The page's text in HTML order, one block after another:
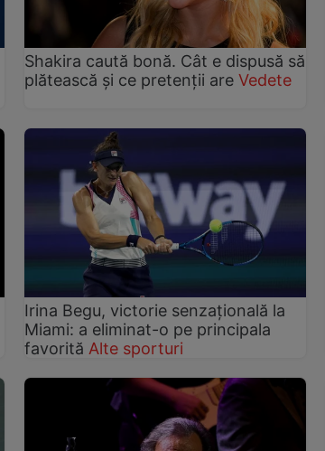
Shakira caută bonă. Cât e dispusă să
plătească şi ce pretenţii are Vedete
Irina Begu, victorie senzațională la
Miami: a eliminat-o pe principala
favorită Alte sporturi